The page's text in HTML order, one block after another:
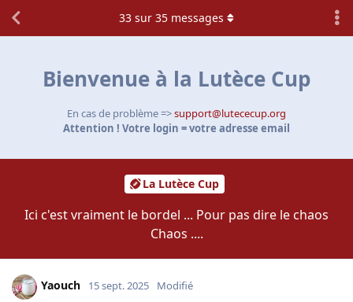
Bienvenue à la Lutèce Cup
En cas de problème =>support@lutececup.org
Attention ! Votre login = votre adresse email
La Lutèce Cup
Ici c'est vraiment le bordel ... Pour pas dire le chaos
Chaos ....
33 sur 35 messages
Yaouch 15 sept. 2025 Modifié